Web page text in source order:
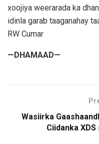
xoojiya weerarada ka
idinla garab taaganahay
RW Cumar
—DHAMAAD—
Wasiirka
Ciidanka